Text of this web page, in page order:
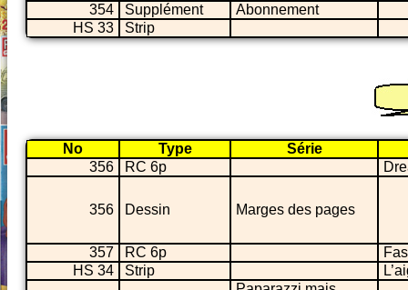
354
Supplément
Abonnement
HS 33
Strip
No Type
Série
356
RC 6p
356 Dessin Marges des pages
357 RC 6p
HS 34
Strip